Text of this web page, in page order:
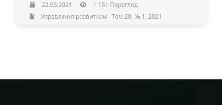
22.03.2021
1 151 Перегляд
Управління розвитком - Том 20, № 1, 2021